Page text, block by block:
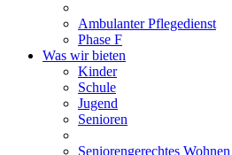
Ambulanter Pflegedienst
Phase F
Was wir bieten
Kinder
Schule
Jugend
Senioren
Seniorengerechtes Wohnen